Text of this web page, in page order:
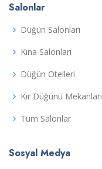
Salonlar
Düğün Salonları
Kına Salonları
Düğün Otelleri
Kır Düğünü Mekanları
Tüm Salonlar
Sosyal Medya